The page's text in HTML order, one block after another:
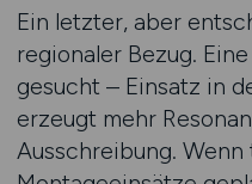
Ein letzter, aber
regionaler Bezug.
gesucht – Einsatz in
erzeugt mehr
Ausschreibung.